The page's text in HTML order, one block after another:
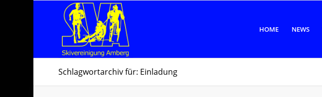
HOME NEWS
Schlagwortarchiv für: Einladung